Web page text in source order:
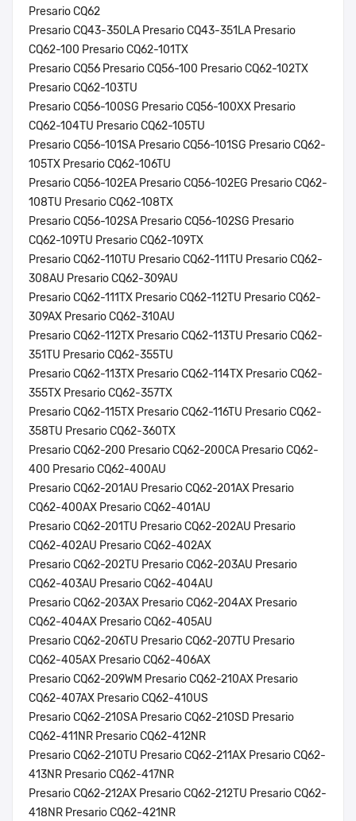
Presario CQ62
Presario CQ43-350LA Presario CQ43-351LA Presario
CQ62-100 Presario CQ62-101TX
Presario CQ56 Presario CQ56-100 Presario CQ62-102TX
Presario CQ62-103TU
Presario CQ56-100SG Presario CQ56-100XX Presario
CQ62-104TU Presario CQ62-105TU
Presario CQ56-101SA Presario CQ56-101SG Presario CQ62-
105TX Presario CQ62-106TU
Presario CQ56-102EA Presario CQ56-102EG Presario CQ62-
108TU Presario CQ62-108TX
Presario CQ56-102SA Presario CQ56-102SG Presario
CQ62-109TU Presario CQ62-109TX
Presario CQ62-110TU Presario CQ62-111TU Presario CQ62-
308AU Presario CQ62-309AU
Presario CQ62-111TX Presario CQ62-112TU Presario CQ62-
309AX Presario CQ62-310AU
Presario CQ62-112TX Presario CQ62-113TU Presario CQ62-
351TU Presario CQ62-355TU
Presario CQ62-113TX Presario CQ62-114TX Presario CQ62-
355TX Presario CQ62-357TX
Presario CQ62-115TX Presario CQ62-116TU Presario CQ62-
358TU Presario CQ62-360TX
Presario CQ62-200 Presario CQ62-200CA Presario CQ62-
400 Presario CQ62-400AU
Presario CQ62-201AU Presario CQ62-201AX Presario
CQ62-400AX Presario CQ62-401AU
Presario CQ62-201TU Presario CQ62-202AU Presario
CQ62-402AU Presario CQ62-402AX
Presario CQ62-202TU Presario CQ62-203AU Presario
CQ62-403AU Presario CQ62-404AU
Presario CQ62-203AX Presario CQ62-204AX Presario
CQ62-404AX Presario CQ62-405AU
Presario CQ62-206TU Presario CQ62-207TU Presario
CQ62-405AX Presario CQ62-406AX
Presario CQ62-209WM Presario CQ62-210AX Presario
CQ62-407AX Presario CQ62-410US
Presario CQ62-210SA Presario CQ62-210SD Presario
CQ62-411NR Presario CQ62-412NR
Presario CQ62-210TU Presario CQ62-211AX Presario CQ62-
413NR Presario CQ62-417NR
Presario CQ62-212AX Presario CQ62-212TU Presario CQ62-
418NR Presario CQ62-421NR